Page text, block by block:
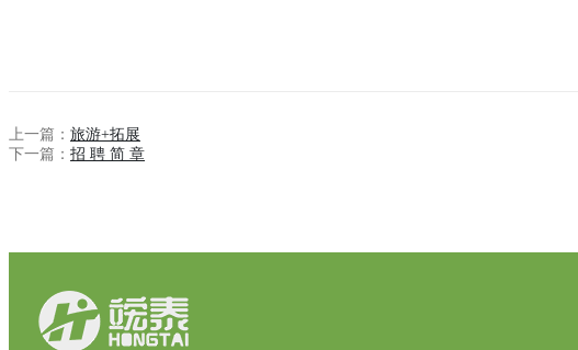
上一篇： 旅游+拓展
下一篇： 招 聘 简 章